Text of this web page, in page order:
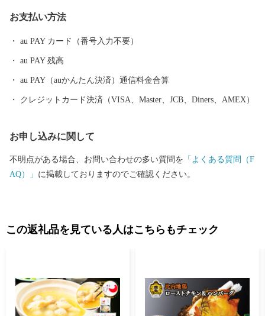
ふるさとの味「きりたんぽ鍋」の本場 ・日本三大美味鶏「比内
地鶏」 ・安全安心な「あきたこまち100％のお米」 ・出荷頭
さと 【大館市の特産品が、テレビや記事で紹介されていま
す！！】 ▼ベニヤマきりたんぽ工房のスープを使用している
「きりたんぽラーメン」がテレビで紹介されました。 2025
8（いーわっぱ）がテレビで紹介されました。 2022年9月1日
(木)19:30～ / NHK総合 「サラメシ」
お支払い方法
au PAY カード（番号入力不要）
au PAY 残高
au PAY（auかんたん決済）通信料金合算
クレジットカード決済（VISA、Master、JCB、Diners、AMEX）
お申し込みに関して
不明点がある場合、お問い合わせの多い質問を 「よくある質問（F
AQ）」 に掲載しておりますのでご確認ください。
この返礼品を見ている人はこちらもチェック